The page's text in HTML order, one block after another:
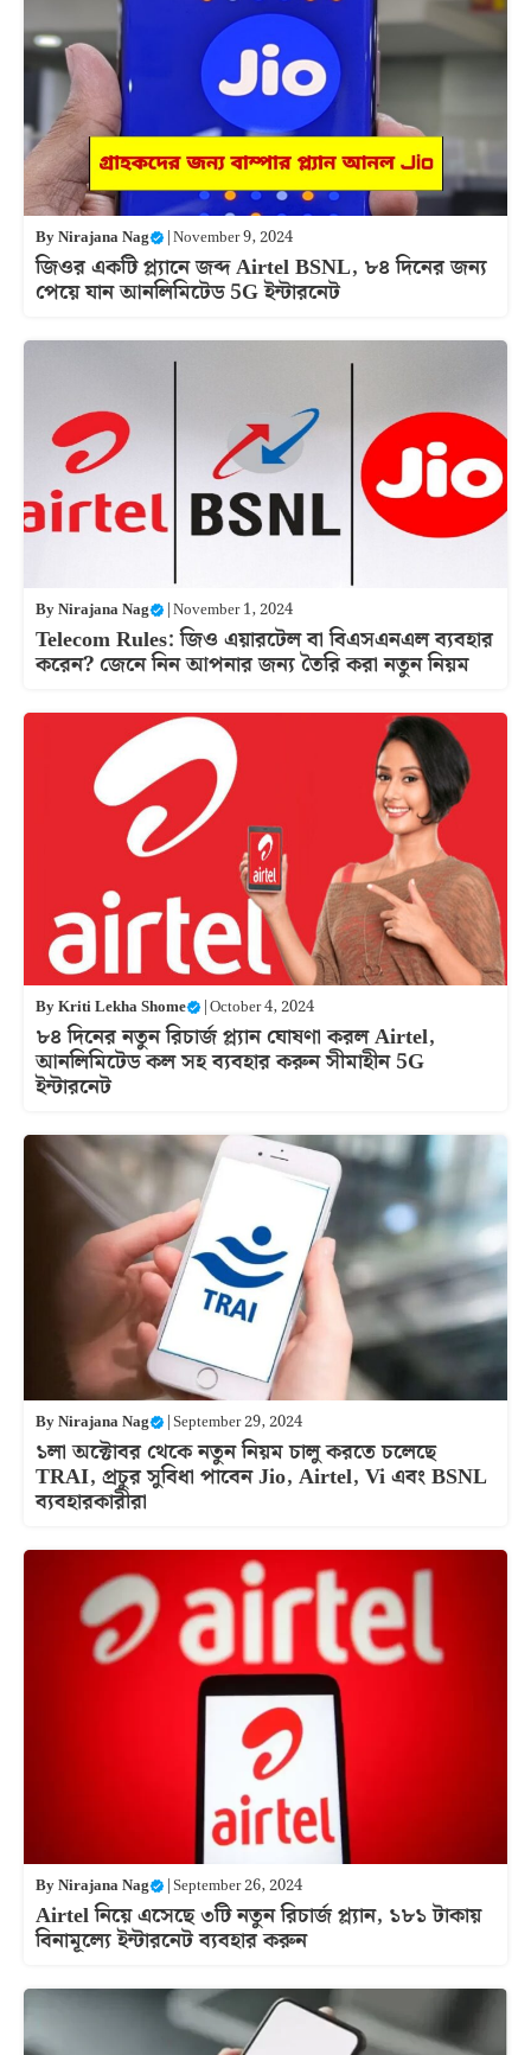
ByNirajana Nag |November 9, 2024
জিওর একটি প্ল্যানে জব্দ Airtel BSNL, ৮৪ দিনের জন্য
পেয়ে যান আনলিমিটেড 5G ইন্টারনেট
ByNirajana Nag |November 1, 2024
Telecom Rules: জিও এয়ারটেল বা বিএসএনএল ব্যবহার
করেন? জেনে নিন আপনার জন্য তৈরি করা নতুন নিয়ম
ByKriti Lekha Shome |October 4, 2024
৮৪ দিনের নতুন রিচার্জ প্ল্যান ঘোষণা করল Airtel,
আনলিমিটেড কল সহ ব্যবহার করুন সীমাহীন 5G
ইন্টারনেট
ByNirajana Nag |September 29, 2024
১লা অক্টোবর থেকে নতুন নিয়ম চালু করতে চলেছে
TRAI, প্রচুর সুবিধা পাবেন Jio, Airtel, Vi এবং BSNL
ব্যবহারকারীরা
ByNirajana Nag |September 26, 2024
Airtel নিয়ে এসেছে ৩টি নতুন রিচার্জ প্ল্যান, ১৮১ টাকায়
বিনামূল্যে ইন্টারনেট ব্যবহার করুন